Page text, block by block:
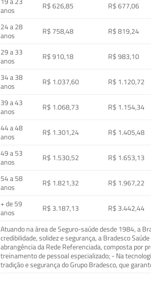
anos
R$ 626,85 R$ 677,06
24 a 28
anos
R$ 758,48 R$ 819,24
29 a 33
anos
R$ 910,18 R$ 983,10
34 a 38
anos
R$ 1.037,60 R$ 1.120,72
39 a 43
anos
R$ 1.068,73 R$ 1.154,34
44 a 48
anos
R$ 1.301,24 R$ 1.405,48
49 a 53
anos
R$ 1.530,52 R$ 1.653,13
54 a 58
anos
R$ 1.821,32 R$ 1.967,22
+ de 59
anos
R$ 3.187,13 R$ 3.442,44
Atuando na área de Seguro-saúde desde 1984, a
credibilidade, solidez e segurança, a Bradesco
abrangência da Rede Referenciada, composta por
treinamento de pessoal especializado; - Na
tradição e segurança do Grupo Bradesco, que